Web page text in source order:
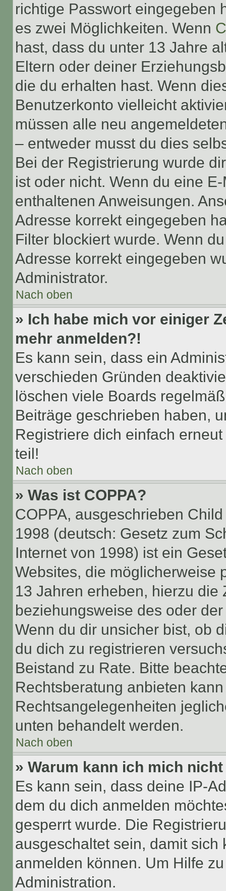
richtige Passwort eingegeben
es zwei Möglichkeiten. Wenn
hast, dass du unter 13 Jahre
Eltern oder deiner
die du erhalten hast. Wenn
Benutzerkonto vielleicht
müssen alle neu
– entweder musst du dies
Bei der Registrierung wurde
ist oder nicht. Wenn du eine
enthaltenen Anweisungen.
Adresse korrekt eingegeben
Filter blockiert wurde. Wenn
Adresse korrekt eingegeben
Administrator.
Nach oben
» Ich habe mich vor einiger
mehr anmelden?!
Es kann sein, dass ein
verschieden Gründen
löschen viele Boards
Beiträge geschrieben haben,
Registriere dich einfach
teil!
Nach oben
» Was ist COPPA?
COPPA, ausgeschrieben
1998 (deutsch: Gesetz zum
Internet von 1998) ist ein
Websites, die möglicherweise
13 Jahren erheben, hierzu die
beziehungsweise des oder
Wenn du dir unsicher bist, ob
du dich zu registrieren
Beistand zu Rate. Bitte
Rechtsberatung anbieten
Rechtsangelegenheiten
unten behandelt werden.
Nach oben
» Warum kann ich mich
Es kann sein, dass deine IP-
dem du dich anmelden
gesperrt wurde. Die
ausgeschaltet sein, damit
anmelden können. Um Hilfe
Administration.